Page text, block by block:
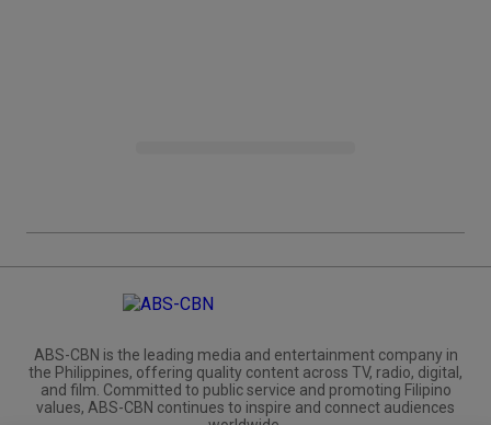
ABS-CBN is the leading media and entertainment company in
the Philippines, offering quality content across TV, radio, digital,
and film. Committed to public service and promoting Filipino
values, ABS-CBN continues to inspire and connect audiences